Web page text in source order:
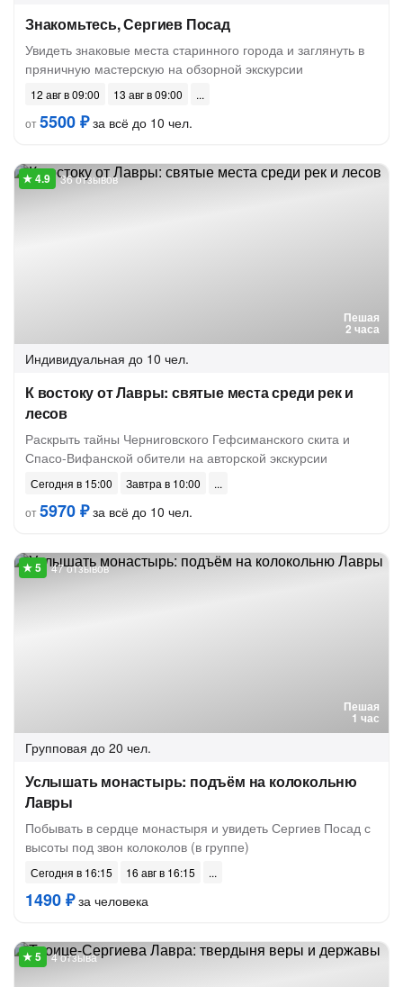
Знакомьтесь, Сергиев Посад
Увидеть знаковые места старинного города и заглянуть в
пряничную мастерскую на обзорной экскурсии
12 авг в 09:00
13 авг в 09:00
от5500 ₽за всё до 10 чел.
Пешая
2 часа
36 отзывов
Индивидуальная до 10 чел.
К востоку от Лавры: святые места среди рек и
лесов
Раскрыть тайны Черниговского Гефсиманского скита и
Спасо-Вифанской обители на авторской экскурсии
Сегодня в 15:00
Завтра в 10:00
от5970 ₽за всё до 10 чел.
Пешая
1 час
47 отзывов
Групповая до 20 чел.
Услышать монастырь: подъём на колокольню
Лавры
Побывать в сердце монастыря и увидеть Сергиев Посад с
высоты под звон колоколов (в группе)
Сегодня в 16:15 16 авг в 16:15
1490 ₽за человека
4 отзыва